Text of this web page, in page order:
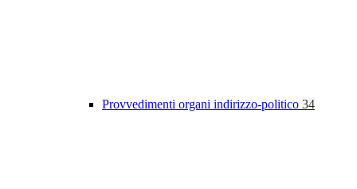
Provvedimenti organi indirizzo-politico 34